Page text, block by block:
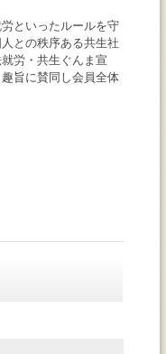
といったルールを守
との秩序ある共生社
労・共生ぐんま宣
旨に賛同し会員全体